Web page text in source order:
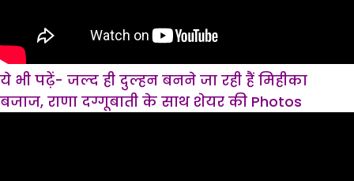
ये भी पढ़ें- जल्द ही दुल्हन बनने जा रही हैं मिहीका
बजाज, राणा दग्गूबाती के साथ शेयर की Photos